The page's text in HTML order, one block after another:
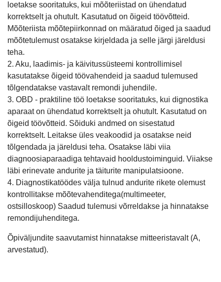
loetakse sooritatuks, kui mõõteriistad on ühendatud
korrektselt ja ohutult. Kasutatud on õigeid töövõtteid.
Mõõteriista mõõtepiirkonnad on määratud õiged ja saadud
mõõtetulemust osatakse kirjeldada ja selle järgi järeldusi
teha.
2. Aku, laadimis- ja käivitussüsteemi kontrollimisel
kasutatakse õigeid töövahendeid ja saadud tulemused
tõlgendatakse vastavalt remondi juhendile.
3. OBD - praktiline töö loetakse sooritatuks, kui dignostika
aparaat on ühendatud korrektselt ja ohutult. Kasutatud on
õigeid töövõtteid. Sõiduki andmed on sisestatud
korrektselt. Leitakse üles veakoodid ja osatakse neid
tõlgendada ja järeldusi teha. Osatakse läbi viia
diagnoosiaparaadiga tehtavaid hooldustoiminguid. Viiakse
läbi erinevate andurite ja täiturite manipulatsioone.
4. Diagnostikatöödes välja tulnud andurite rikete olemust
kontrollitakse mõõtevahenditega(multimeeter,
ostsilloskoop) Saadud tulemusi võrreldakse ja hinnatakse
remondijuhenditega.
Õpiväljundite saavutamist hinnatakse mitteeristavalt (A,
arvestatud).